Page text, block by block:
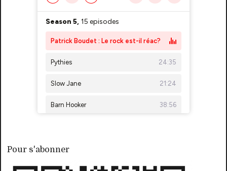
Pour s'abonner